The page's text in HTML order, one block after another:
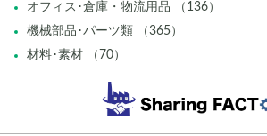
オフィス･倉庫・物流用品 （136）
機械部品･パーツ類 （365）
材料･素材 （70）